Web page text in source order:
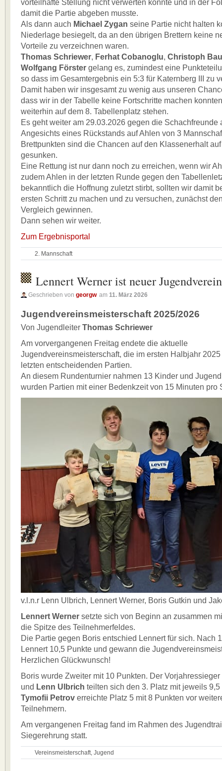
vorteilhafte Stellung nicht verwerten konnte und in der
damit die Partie abgeben musste.
Als dann auch Michael Zygan seine Partie nicht halten
Niederlage besiegelt, da an den übrigen Brettern keine
Vorteile zu verzeichnen waren.
Thomas Schriewer, Ferhat Cobanoglu, Christoph
Wolfgang Förster gelang es, zumindest eine
so dass im Gesamtergebnis ein 5:3 für Katernberg III zu
Damit haben wir insgesamt zu wenig aus unseren
dass wir in der Tabelle keine Fortschritte machen
weiterhin auf dem 8. Tabellenplatz stehen.
Es geht weiter am 29.03.2026 gegen die Schachfreunde
Angesichts eines Rückstands auf Ahlen von 3
Brettpunkten sind die Chancen auf den Klassenerhalt
gesunken.
Eine Rettung ist nur dann noch zu erreichen, wenn wir
zudem Ahlen in der letzten Runde gegen den
bekanntlich die Hoffnung zuletzt stirbt, sollten wir damit
ersten Schritt zu machen und zu versuchen, zunächst
Vergleich gewinnen.
Dann sehen wir weiter.
Zum Ergebnisportal
2. Mannschaft
Lennert Werner ist neuer
Geschrieben von georgw am 11. März 2026
Jugendvereinsmeisterschaft 2025/2026
Von Jugendleiter Thomas Schriewer
Am vorvergangenen Freitag endete die aktuelle
Jugendvereinsmeisterschaft, die im ersten Halbjahr
letzten entscheidenden Partien.
An diesem Rundenturnier nahmen 13 Kinder und
wurden Partien mit einer Bedenkzeit von 15 Minuten pro
v.l.n.r Lenn Ulbrich, Lennert Werner, Boris Gutkin und
Lennert Werner setzte sich von Beginn an zusammen
die Spitze des Teilnehmerfeldes.
Die Partie gegen Boris entschied Lennert für sich. Nach
Lennert 10,5 Punkte und gewann die
Herzlichen Glückwunsch!
Boris wurde Zweiter mit 10 Punkten. Der Vorjahressieger
und Lenn Ulbrich teilten sich den 3. Platz mit jeweils 9,5
Tymofii Petrov erreichte Platz 5 mit 8 Punkten vor
Teilnehmern.
Am vergangenen Freitag fand im Rahmen des
Siegerehrung statt.
Vereinsmeisterschaft, Jugend